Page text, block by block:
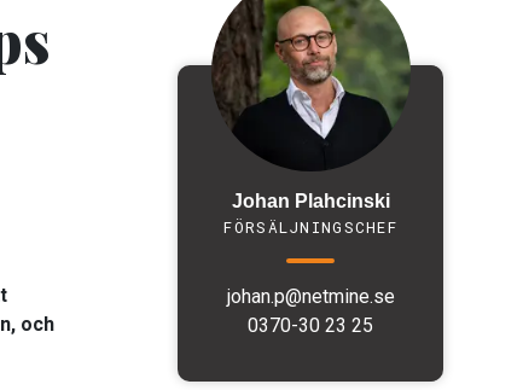
och
Johan Plahcinski
FÖRSÄLJNINGS­CHEF
johan.p@netmine.se
0370-30 23 25